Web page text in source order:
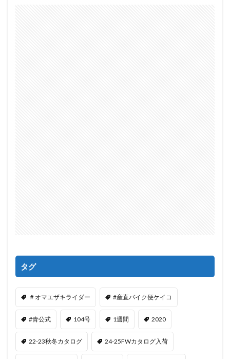
タグ
＃オマエザキライダー #産直バイク便ケイコ
#青公式 104号 1週間 2020
22-23秋冬カタログ 24-25FWカタログ入荷